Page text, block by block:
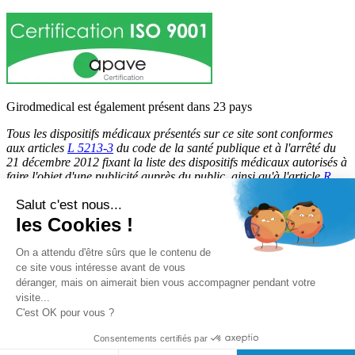
Girodmedical est également présent dans 23 pays
Tous les dispositifs médicaux présentés sur ce site sont conformes
aux articles L 5213-3 du code de la santé publique et à l'arrêté du
21 décembre 2012 fixant la liste des dispositifs médicaux autorisés à
faire l'objet d'une publicité auprès du public, ainsi qu'à l'articleR
du code de la santé publique. Par conséquent, ils peuvent
être légalement promus et rendus accessibles au public.
© 2026 Girodmedical. Tous droits réservés.
Paiement 100 % sécurisé !
Contrôle Anti-Fraude, Certificat SSL
Salut c'est nous...
les Cookies !
On a attendu d'être sûrs que le contenu de
ce site vous intéresse avant de vous
déranger, mais on aimerait bien vous accompagner pendant votre
visite...
C'est OK pour vous ?
Consentements certifiés par